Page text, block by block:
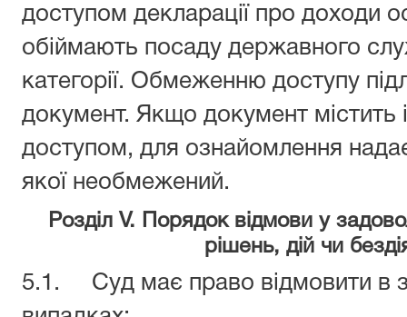
доступом декларації про доходи
обіймають посаду державного
категорії. Обмеженню доступу
документ. Якщо документ
доступом, для ознайомлення
якої необмежений.
Розділ V. Порядок відмови у
рішень, дій чи
5.1. Суд має право відмовити в